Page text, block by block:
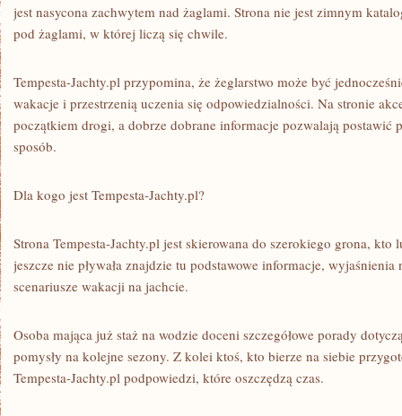
jest nasycona zachwytem nad żaglami. Strona nie jest zimnym
pod żaglami, w której liczą się chwile.
Tempesta-Jachty.pl przypomina, że żeglarstwo może być
wakacje i przestrzenią uczenia się odpowiedzialności. Na stronie
początkiem drogi, a dobrze dobrane informacje pozwalają
sposób.
Dla kogo jest Tempesta-Jachty.pl?
Strona Tempesta-Jachty.pl jest skierowana do szerokiego grona,
jeszcze nie pływała znajdzie tu podstawowe informacje,
scenariusze wakacji na jachcie.
Osoba mająca już staż na wodzie doceni szczegółowe porady
pomysły na kolejne sezony. Z kolei ktoś, kto bierze na siebie
Tempesta-Jachty.pl podpowiedzi, które oszczędzą czas.